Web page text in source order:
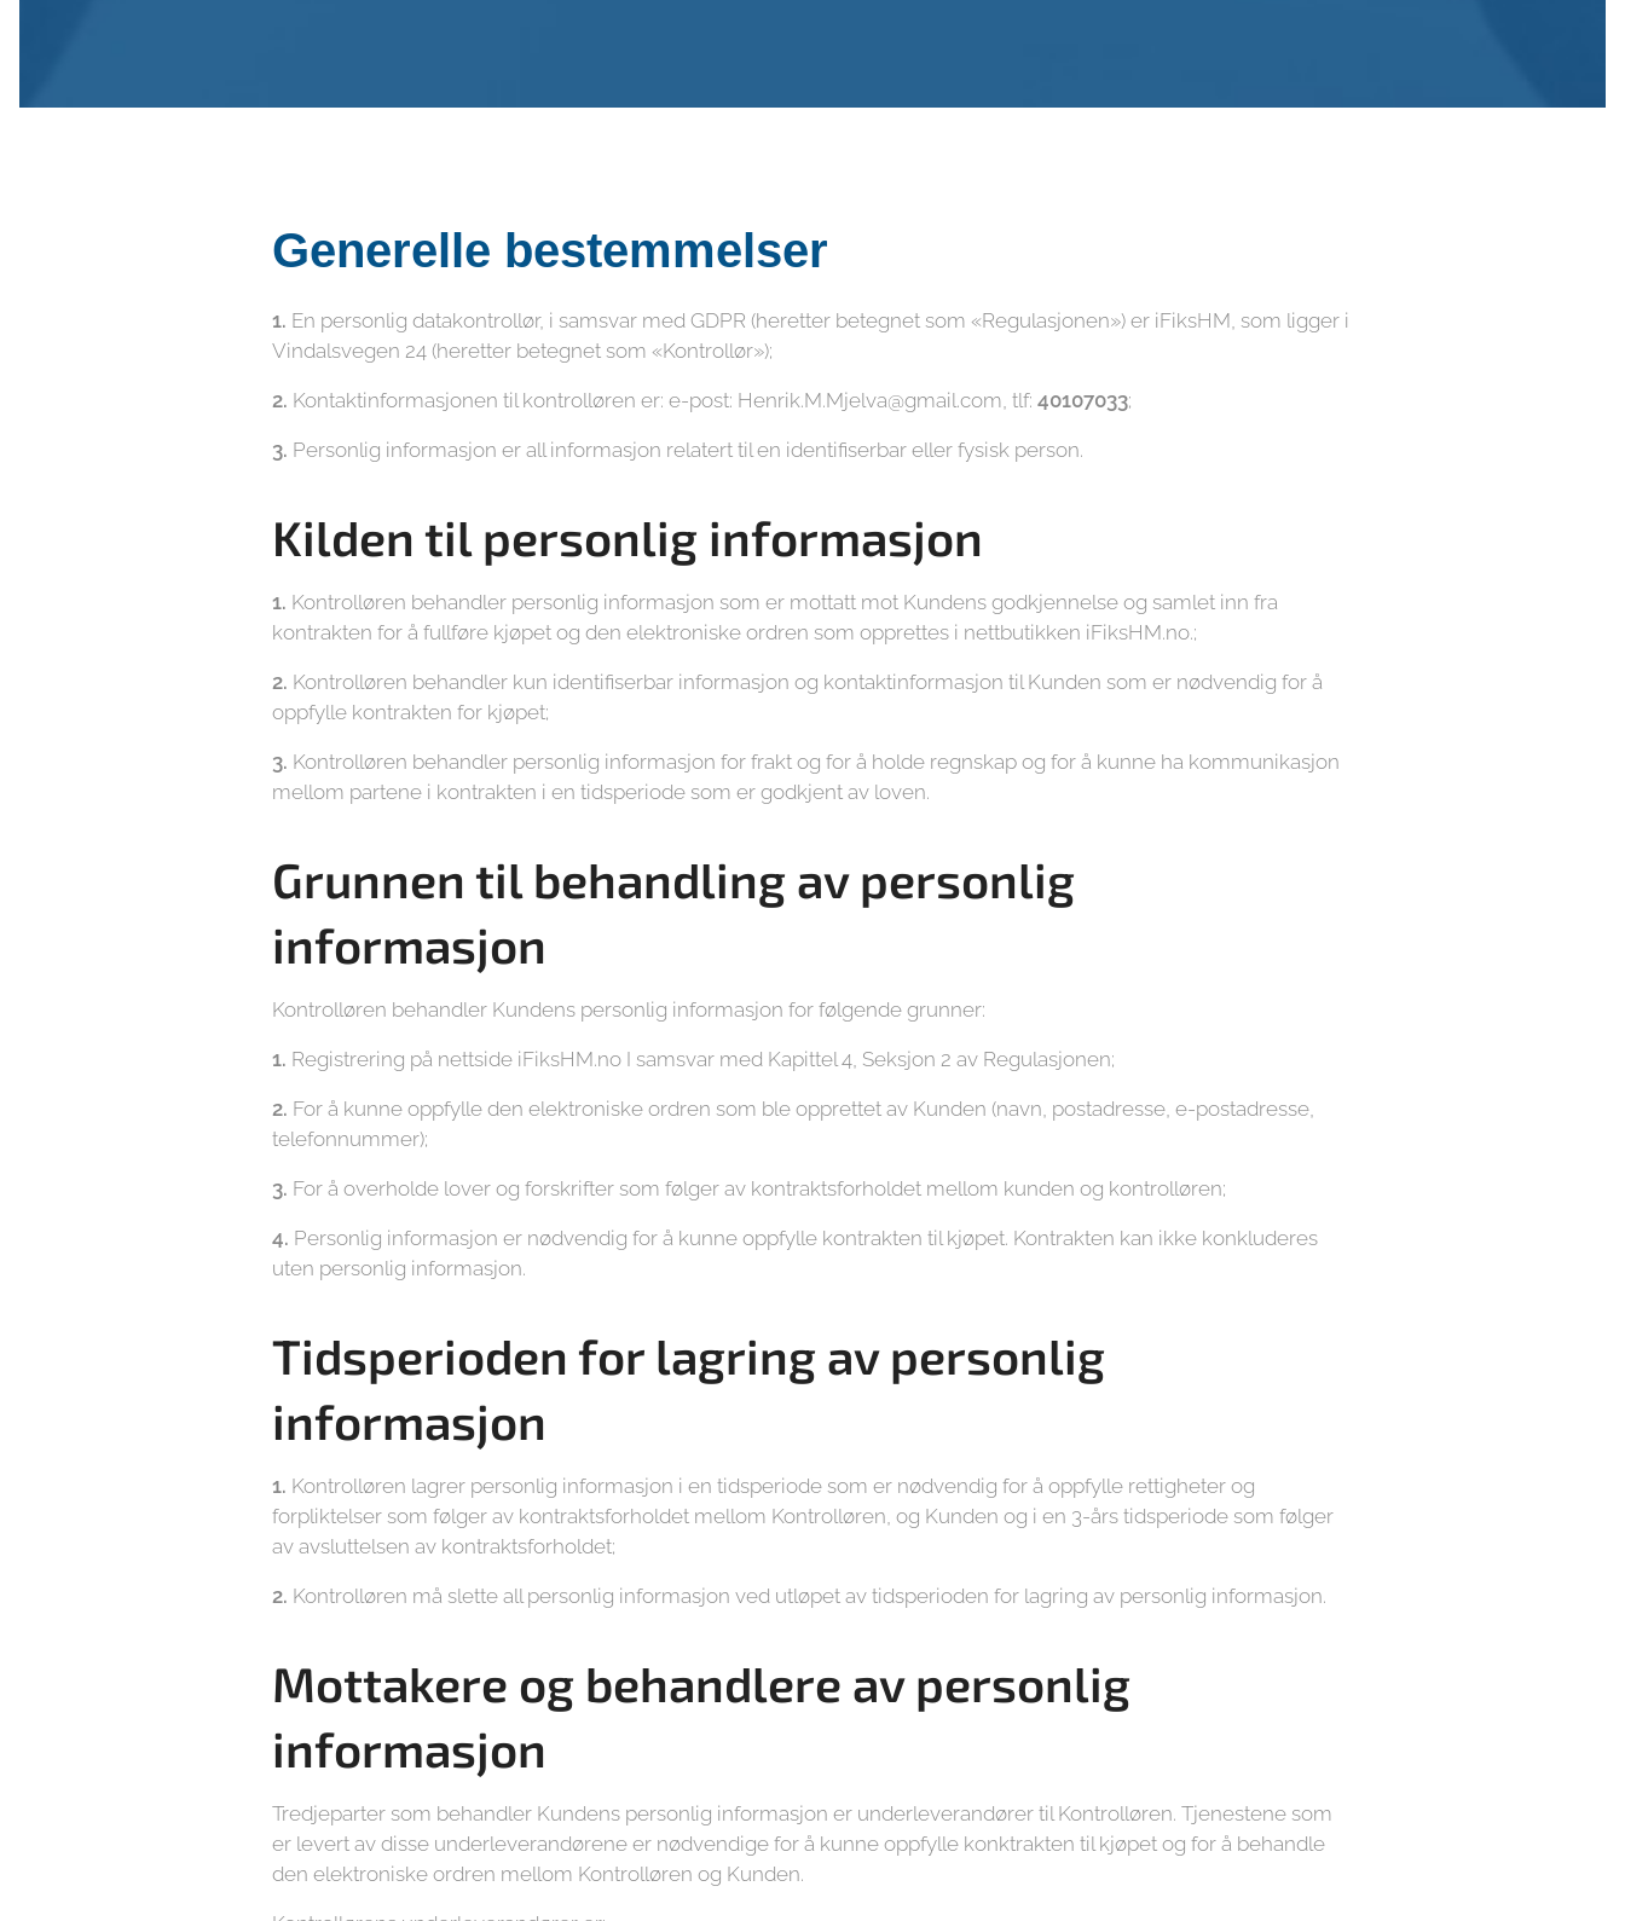
Generelle bestemmelser
1. En personlig datakontrollør, i samsvar med GDPR (heretter betegnet som «Regulasjonen») er iFiksHM, som ligger i
Vindalsvegen 24 (heretter betegnet som «Kontrollør»);
2. Kontaktinformasjonen til kontrolløren er: e-post: Henrik.M.Mjelva@gmail.com, tlf: 40107033;
3. Personlig informasjon er all informasjon relatert til en identifiserbar eller fysisk person.
Kilden til personlig informasjon
1. Kontrolløren behandler personlig informasjon som er mottatt mot Kundens godkjennelse og samlet inn fra
kontrakten for å fullføre kjøpet og den elektroniske ordren som opprettes i nettbutikken iFiksHM.no.;
2. Kontrolløren behandler kun identifiserbar informasjon og kontaktinformasjon til Kunden som er nødvendig for å
oppfylle kontrakten for kjøpet;
3. Kontrolløren behandler personlig informasjon for frakt og for å holde regnskap og for å kunne ha kommunikasjon
mellom partene i kontrakten i en tidsperiode som er godkjent av loven.
Grunnen til behandling av personlig
informasjon
Kontrolløren behandler Kundens personlig informasjon for følgende grunner:
1. Registrering på nettside iFiksHM.no I samsvar med Kapittel 4, Seksjon 2 av Regulasjonen;
2. For å kunne oppfylle den elektroniske ordren som ble opprettet av Kunden (navn, postadresse, e-postadresse,
telefonnummer);
3. For å overholde lover og forskrifter som følger av kontraktsforholdet mellom kunden og kontrolløren;
4. Personlig informasjon er nødvendig for å kunne oppfylle kontrakten til kjøpet. Kontrakten kan ikke konkluderes
uten personlig informasjon.
Tidsperioden for lagring av personlig
informasjon
1. Kontrolløren lagrer personlig informasjon i en tidsperiode som er nødvendig for å oppfylle rettigheter og
forpliktelser som følger av kontraktsforholdet mellom Kontrolløren, og Kunden og i en 3-års tidsperiode som følger
av avsluttelsen av kontraktsforholdet;
2. Kontrolløren må slette all personlig informasjon ved utløpet av tidsperioden for lagring av personlig informasjon.
Mottakere og behandlere av personlig
informasjon
Tredjeparter som behandler Kundens personlig informasjon er underleverandører til Kontrolløren. Tjenestene som
er levert av disse underleverandørene er nødvendige for å kunne oppfylle konktrakten til kjøpet og for å behandle
den elektroniske ordren mellom Kontrolløren og Kunden.